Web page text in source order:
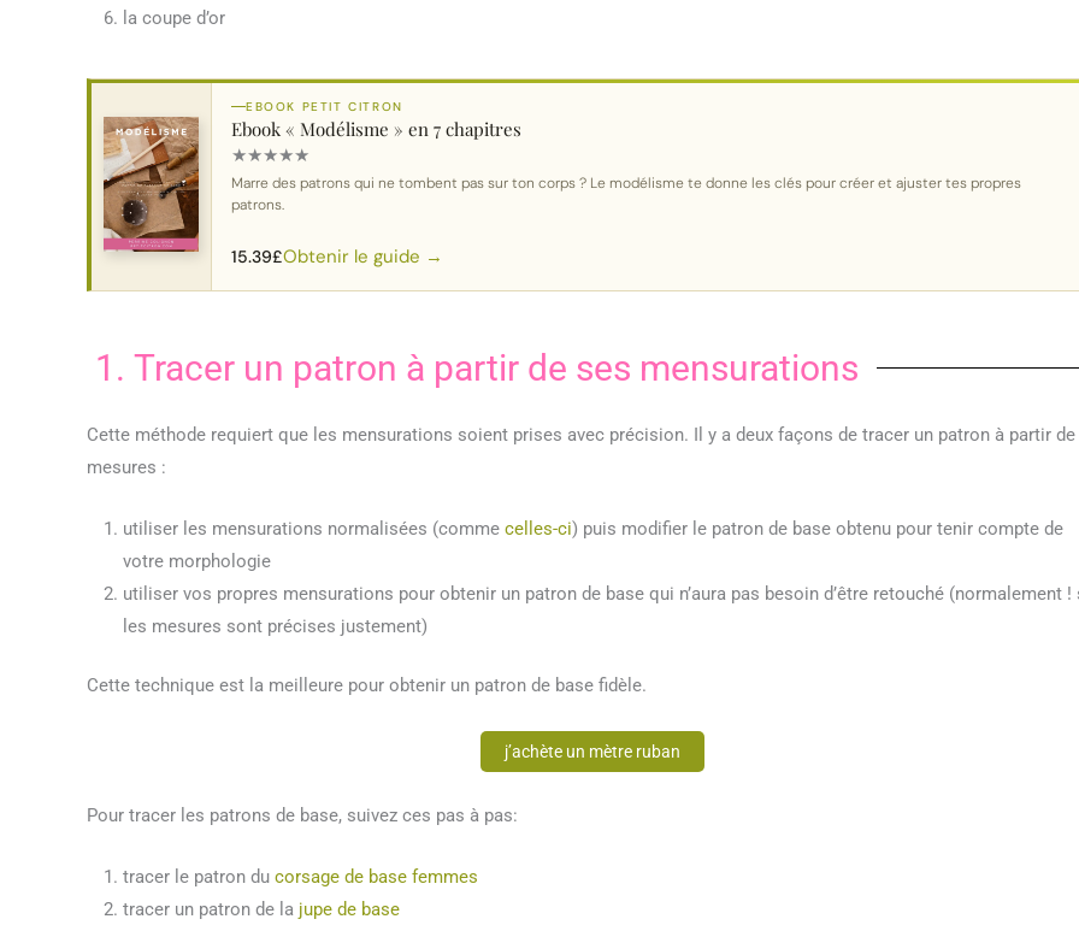
la coupe d’or
EBOOK PETIT CITRON
Ebook « Modélisme » en 7 chapitres
★★★★★
Marre des patrons qui ne tombent pas sur ton corps ? Le modélisme te donne les clés pour créer et ajuster tes propres
patrons.
15.39£Obtenir le guide →
1. Tracer un patron à partir de ses mensurations
Cette méthode requiert que les mensurations soient prises avec précision. Il y a deux façons de tracer un patron à partir de
mesures :
utiliser les mensurations normalisées (comme celles-ci) puis modifier le patron de base obtenu pour tenir compte de
votre morphologie
utiliser vos propres mensurations pour obtenir un patron de base qui n’aura pas besoin d’être retouché (normalement !
les mesures sont précises justement)
Cette technique est la meilleure pour obtenir un patron de base fidèle.
j’achète un mètre ruban
Pour tracer les patrons de base, suivez ces pas à pas:
tracer le patron du corsage de base femmes
tracer un patron de la jupe de base